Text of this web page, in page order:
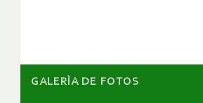
GALERÌA DE FOTOS